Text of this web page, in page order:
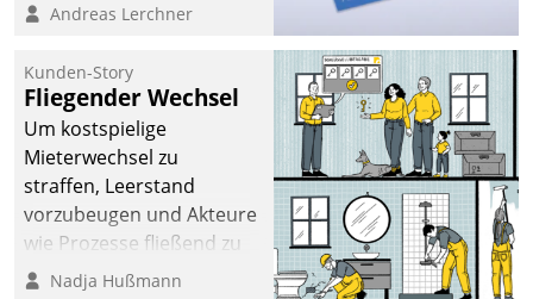
Cockpit für mobile
Datatrain. Die meravis
Wohnungsbau- und
Immobilien GmbH hat
sich dabei für den Betrieb
der Lösung über die SAP
Cloud Platform
entschieden - als erstes
Unternehmen am
Andreas Lerchner
Kunden-Story
Fliegender Wechsel
Um kostspielige
Mieterwechsel zu
straffen, Leerstand
vorzubeugen und Akteure
wie Prozesse fließend zu
vernetzen, nutzt die
Nadja Hußmann